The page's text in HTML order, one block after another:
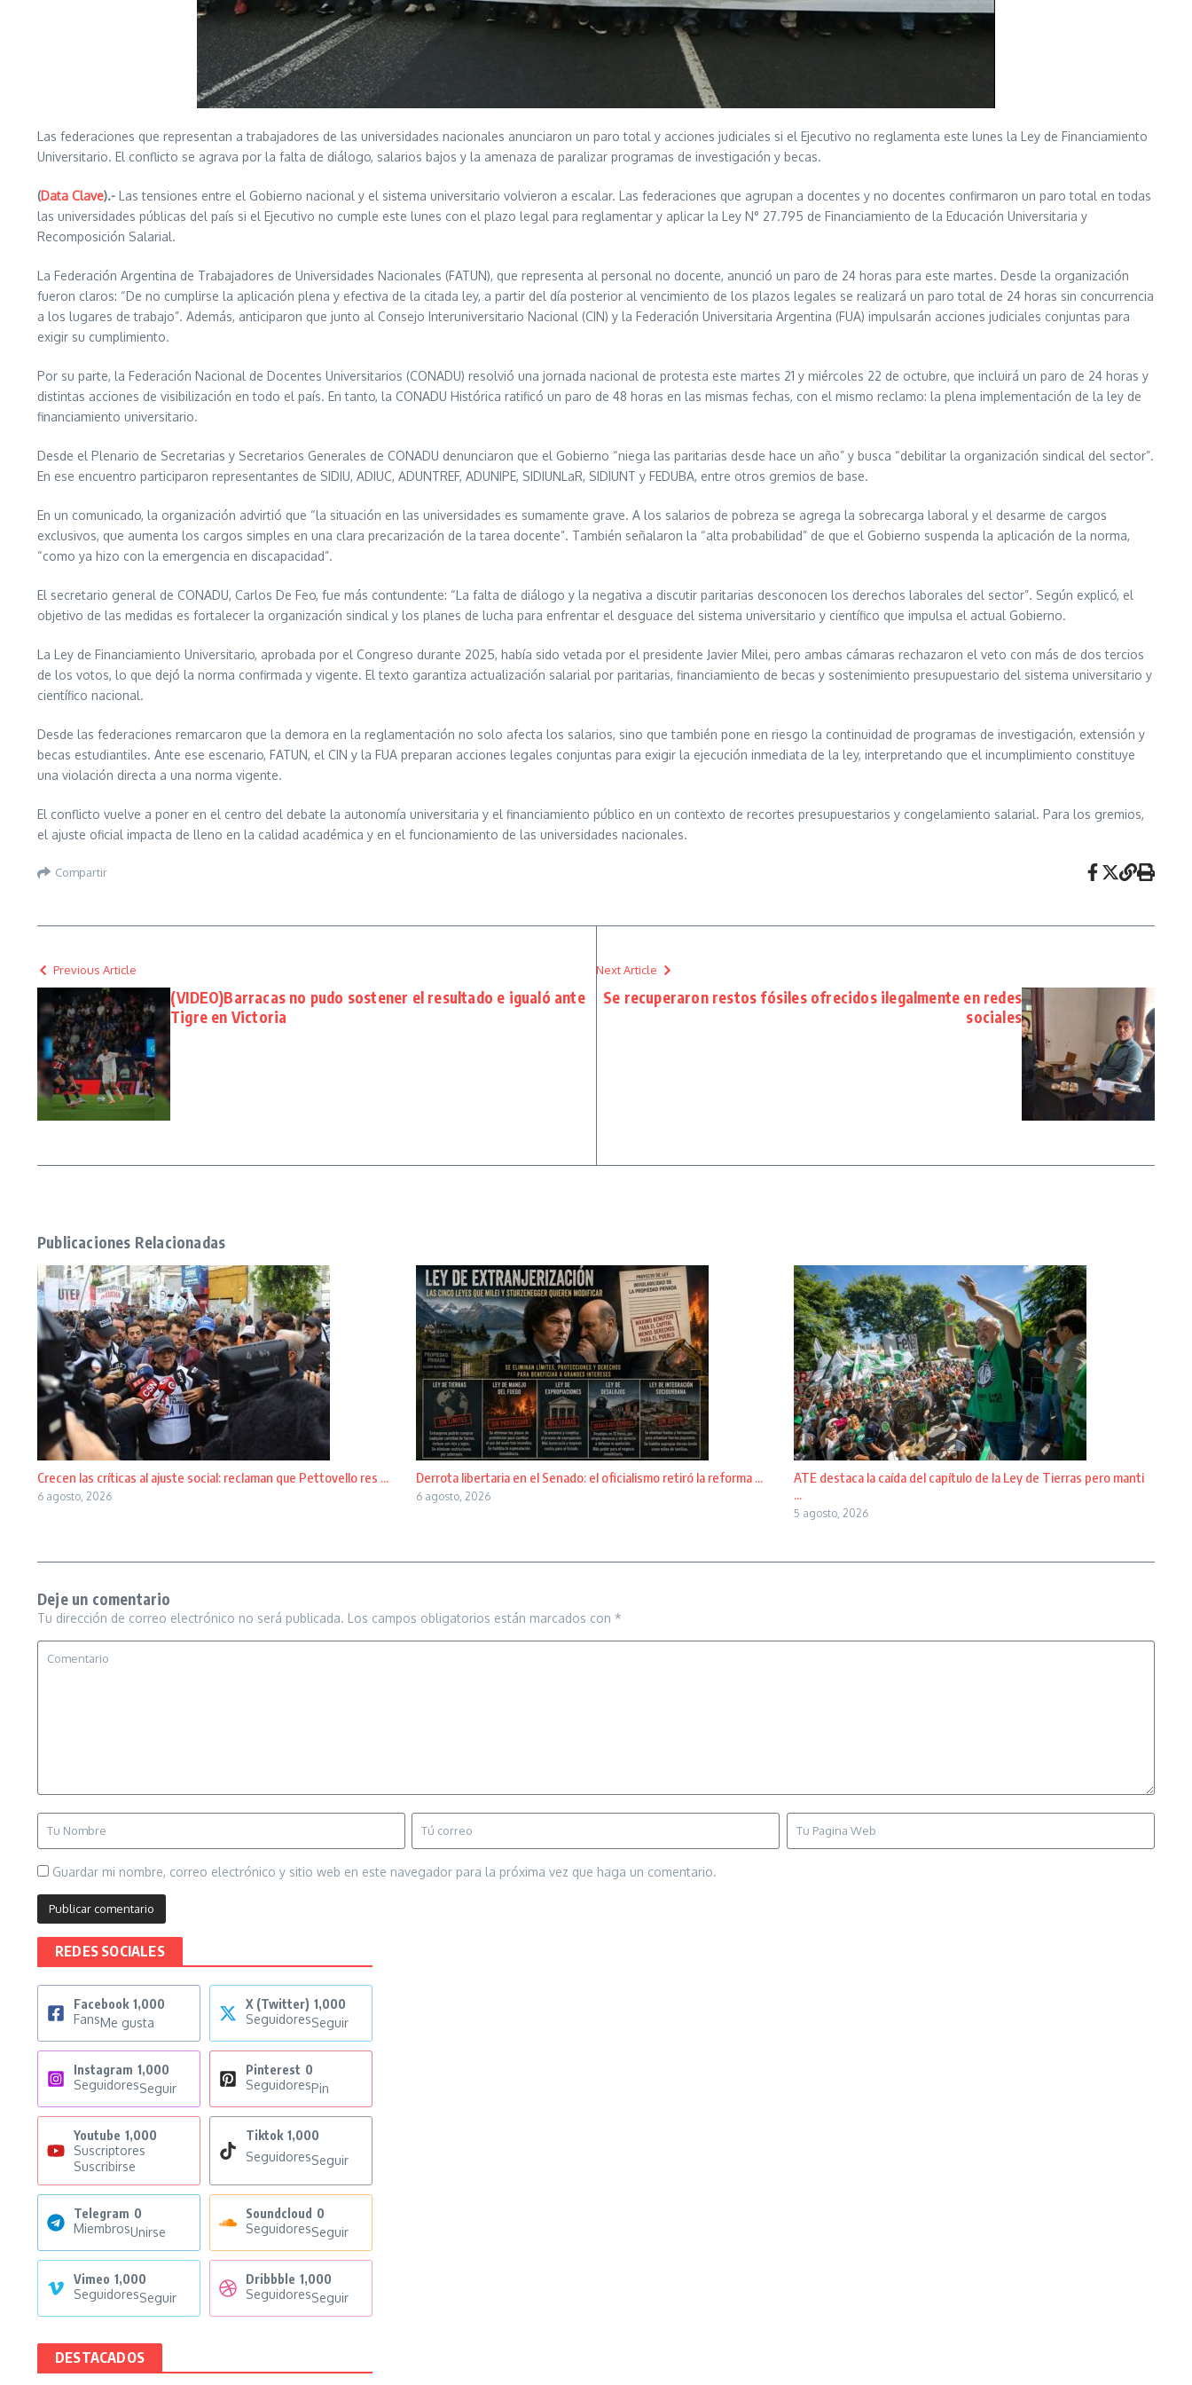
Las federaciones que representan a trabajadores de las universidades nacionales anunciaron un paro total y acciones judiciales si el Ejecutivo no reglamenta este lunes la Ley de Financiamiento
Universitario. El conflicto se agrava por la falta de diálogo, salarios bajos y la amenaza de paralizar programas de investigación y becas.
(Data Clave).- Las tensiones entre el Gobierno nacional y el sistema universitario volvieron a escalar. Las federaciones que agrupan a docentes y no docentes confirmaron un paro total en todas
las universidades públicas del país si el Ejecutivo no cumple este lunes con el plazo legal para reglamentar y aplicar la Ley N° 27.795 de Financiamiento de la Educación Universitaria y
Recomposición Salarial.
La Federación Argentina de Trabajadores de Universidades Nacionales (FATUN), que representa al personal no docente, anunció un paro de 24 horas para este martes. Desde la organización
fueron claros: “De no cumplirse la aplicación plena y efectiva de la citada ley, a partir del día posterior al vencimiento de los plazos legales se realizará un paro total de 24 horas sin concurrencia
a los lugares de trabajo”. Además, anticiparon que junto al Consejo Interuniversitario Nacional (CIN) y la Federación Universitaria Argentina (FUA) impulsarán acciones judiciales conjuntas para
exigir su cumplimiento.
Por su parte, la Federación Nacional de Docentes Universitarios (CONADU) resolvió una jornada nacional de protesta este martes 21 y miércoles 22 de octubre, que incluirá un paro de 24 horas y
distintas acciones de visibilización en todo el país. En tanto, la CONADU Histórica ratificó un paro de 48 horas en las mismas fechas, con el mismo reclamo: la plena implementación de la ley de
financiamiento universitario.
Desde el Plenario de Secretarias y Secretarios Generales de CONADU denunciaron que el Gobierno “niega las paritarias desde hace un año” y busca “debilitar la organización sindical del sector”.
En ese encuentro participaron representantes de SIDIU, ADIUC, ADUNTREF, ADUNIPE, SIDIUNLaR, SIDIUNT y FEDUBA, entre otros gremios de base.
En un comunicado, la organización advirtió que “la situación en las universidades es sumamente grave. A los salarios de pobreza se agrega la sobrecarga laboral y el desarme de cargos
exclusivos, que aumenta los cargos simples en una clara precarización de la tarea docente”. También señalaron la “alta probabilidad” de que el Gobierno suspenda la aplicación de la norma,
“como ya hizo con la emergencia en discapacidad”.
El secretario general de CONADU, Carlos De Feo, fue más contundente: “La falta de diálogo y la negativa a discutir paritarias desconocen los derechos laborales del sector”. Según explicó, el
objetivo de las medidas es fortalecer la organización sindical y los planes de lucha para enfrentar el desguace del sistema universitario y científico que impulsa el actual Gobierno.
La Ley de Financiamiento Universitario, aprobada por el Congreso durante 2025, había sido vetada por el presidente Javier Milei, pero ambas cámaras rechazaron el veto con más de dos tercios
de los votos, lo que dejó la norma confirmada y vigente. El texto garantiza actualización salarial por paritarias, financiamiento de becas y sostenimiento presupuestario del sistema universitario y
científico nacional.
Desde las federaciones remarcaron que la demora en la reglamentación no solo afecta los salarios, sino que también pone en riesgo la continuidad de programas de investigación, extensión y
becas estudiantiles. Ante ese escenario, FATUN, el CIN y la FUA preparan acciones legales conjuntas para exigir la ejecución inmediata de la ley, interpretando que el incumplimiento constituye
una violación directa a una norma vigente.
El conflicto vuelve a poner en el centro del debate la autonomía universitaria y el financiamiento público en un contexto de recortes presupuestarios y congelamiento salarial. Para los gremios,
el ajuste oficial impacta de lleno en la calidad académica y en el funcionamiento de las universidades nacionales.
Compartir
Previous Article
(VIDEO)Barracas no pudo sostener el resultado e igualó ante
Tigre en Victoria
Next Article
Se recuperaron restos fósiles ofrecidos ilegalmente en redes
sociales
Publicaciones Relacionadas
Crecen las críticas al ajuste social: reclaman que Pettovello res ...
6 agosto, 2026
Derrota libertaria en el Senado: el oficialismo retiró la reforma ...
6 agosto, 2026
ATE destaca la caída del capítulo de la Ley de Tierras pero manti
...
5 agosto, 2026
Deje un comentario
Tu dirección de correo electrónico no será publicada. Los campos obligatorios están marcados con *
Guardar mi nombre, correo electrónico y sitio web en este navegador para la próxima vez que haga un comentario.
REDES SOCIALES
Facebook 1,000
FansMe gusta
X (Twitter) 1,000
SeguidoresSeguir
Instagram 1,000
SeguidoresSeguir
Pinterest 0
SeguidoresPin
Youtube 1,000
Suscriptores
Suscribirse
Tiktok 1,000
SeguidoresSeguir
Telegram 0
MiembrosUnirse
Soundcloud 0
SeguidoresSeguir
Vimeo 1,000
SeguidoresSeguir
Dribbble 1,000
SeguidoresSeguir
DESTACADOS